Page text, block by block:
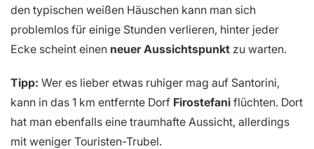
den typischen weißen Häuschen kann man sich
problemlos für einige Stunden verlieren, hinter jeder
Ecke scheint einen neuer Aussichtspunkt zu warten.
Tipp: Wer es lieber etwas ruhiger mag auf Santorini,
kann in das 1 km entfernte Dorf Firostefani flüchten. Dort
hat man ebenfalls eine traumhafte Aussicht, allerdings
mit weniger Touristen-Trubel.